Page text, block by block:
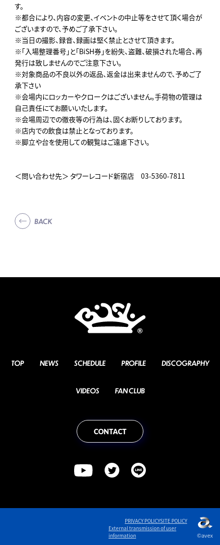
す。
※都合により、内容の変更、イベントの中止等をさせて頂く場合が
ございますので、予めご了承下さい。
※当日の撮影、録音、録画は堅く禁止とさせて頂きます。
※「入場整理番号」と「BiSH券」を紛失、盗難、破損された場合、再
発行は致しませんのでご注意下さい。
※対象商品の不良以外の返品、返金は出来ませんので、予めご了
承下さい
※会場内にロッカーやクロークはございません。手荷物の管理は
自己責任にてお願いいたします。
※会場周辺での徹夜等の行為は、固くお断りしております。
※店内での飲食は禁止となっております。
※脚立や台を使用しての観覧はご遠慮下さい。
＜問い合わせ先＞ タワーレコード新宿店 03-5360-7811
BACK
TOP NEWS SCHEDULE PROFILE DISCOGRAPHY
VIDEOS FAN CLUB
CONTACT
PRIVACY POLICYSITE POLICY
External transmission of user
information
©avex